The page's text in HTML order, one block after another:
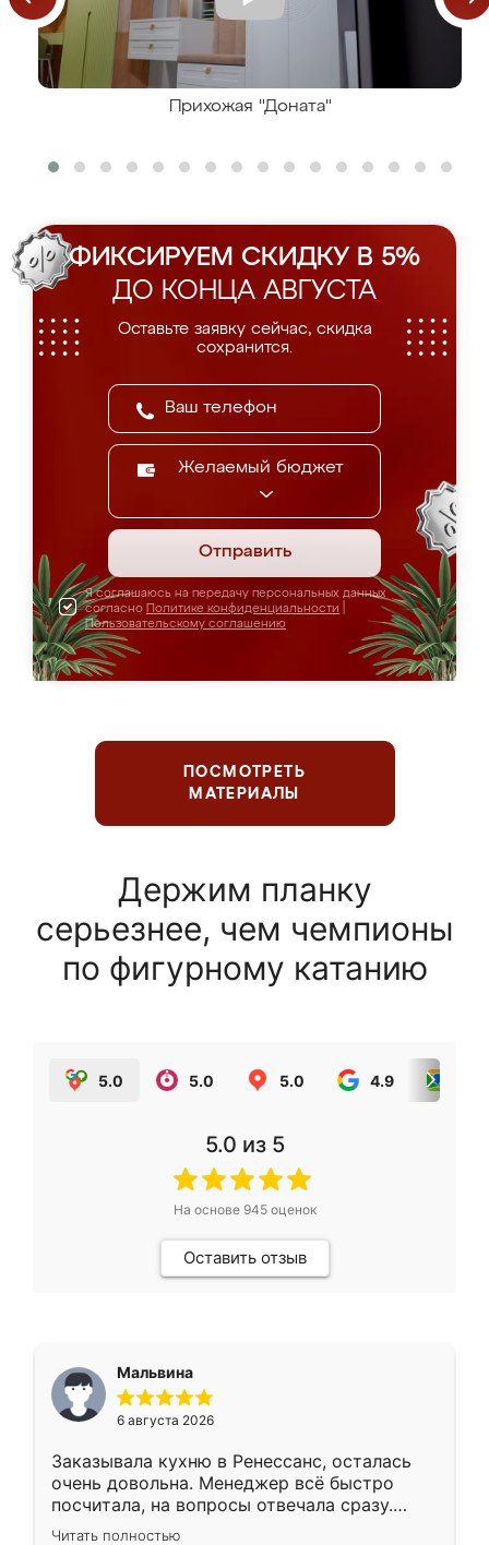
Прихожая "Доната"
ФИКСИРУЕМ СКИДКУ В 5%
ДО КОНЦА АВГУСТА
Оставьте заявку сейчас, скидка
сохранится.
Желаемый бюджет
Отправить
Я соглашаюсь на передачу персональных данных
согласно Политике конфиденциальности
Пользовательскому соглашению
ПОСМОТРЕТЬ
МАТЕРИАЛЫ
Держим планку
серьезнее, чем чемпионы
по фигурному катанию
5.0 5.0 5.0 4.9
5.0 из 5
На основе 945оценок
Оставить отзыв
Мальвина
6 августа 2026
Заказывала кухню в Ренессанс, осталась
очень довольна. Менеджер всё быстро
посчитала, на вопросы отвечала сразу.
Замерщик приехал в субботу, подошёл к
Читать полностью